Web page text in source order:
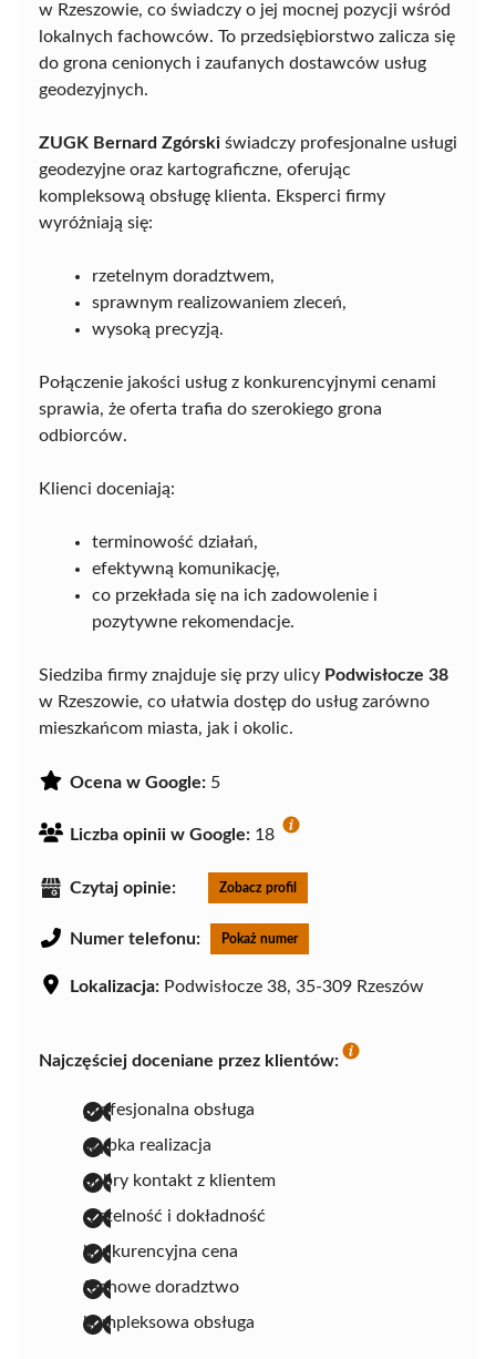
w Rzeszowie, co świadczy o jej mocnej pozycji wśród
lokalnych fachowców. To przedsiębiorstwo zalicza się
do grona cenionych i zaufanych dostawców usług
geodezyjnych.
ZUGK Bernard Zgórski świadczy profesjonalne usługi
geodezyjne oraz kartograficzne, oferując
kompleksową obsługę klienta. Eksperci firmy
wyróżniają się:
rzetelnym doradztwem,
sprawnym realizowaniem zleceń,
wysoką precyzją.
Połączenie jakości usług z konkurencyjnymi cenami
sprawia, że oferta trafia do szerokiego grona
odbiorców.
Klienci doceniają:
terminowość działań,
efektywną komunikację,
co przekłada się na ich zadowolenie i
pozytywne rekomendacje.
Siedziba firmy znajduje się przy ulicy Podwisłocze 38
w Rzeszowie, co ułatwia dostęp do usług zarówno
mieszkańcom miasta, jak i okolic.
Ocena w Google: 5
Liczba opinii w Google: 18
Czytaj opinie: Zobacz profil
Numer telefonu: Pokaż numer
Lokalizacja: Podwisłocze 38, 35-309 Rzeszów
Najczęściej doceniane przez klientów:
profesjonalna obsługa
szybka realizacja
dobry kontakt z klientem
rzetelność i dokładność
konkurencyjna cena
fachowe doradztwo
kompleksowa obsługa